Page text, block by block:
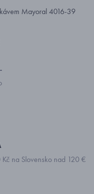
Mayoral 4016-39
na Slovensko nad 120 €